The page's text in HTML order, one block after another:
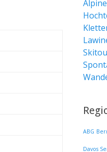
ABG
Davos